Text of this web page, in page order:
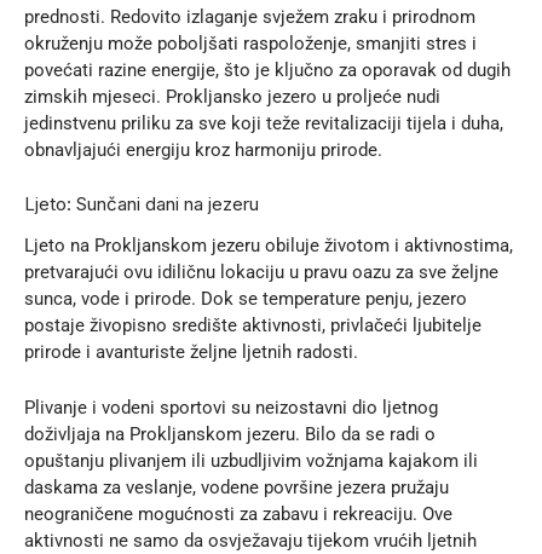
prednosti. Redovito izlaganje svježem zraku i prirodnom
okruženju može poboljšati raspoloženje, smanjiti stres i
povećati razine energije, što je ključno za oporavak od dugih
zimskih mjeseci. Prokljansko jezero u proljeće nudi
jedinstvenu priliku za sve koji teže revitalizaciji tijela i duha,
obnavljajući energiju kroz harmoniju prirode.
Ljeto: Sunčani dani na jezeru
Ljeto na Prokljanskom jezeru obiluje životom i aktivnostima,
pretvarajući ovu idiličnu lokaciju u pravu oazu za sve željne
sunca, vode i prirode. Dok se temperature penju, jezero
postaje živopisno središte aktivnosti, privlačeći ljubitelje
prirode i avanturiste željne ljetnih radosti.
Plivanje i vodeni sportovi su neizostavni dio ljetnog
doživljaja na Prokljanskom jezeru. Bilo da se radi o
opuštanju plivanjem ili uzbudljivim vožnjama kajakom ili
daskama za veslanje, vodene površine jezera pružaju
neograničene mogućnosti za zabavu i rekreaciju. Ove
aktivnosti ne samo da osvježavaju tijekom vrućih ljetnih